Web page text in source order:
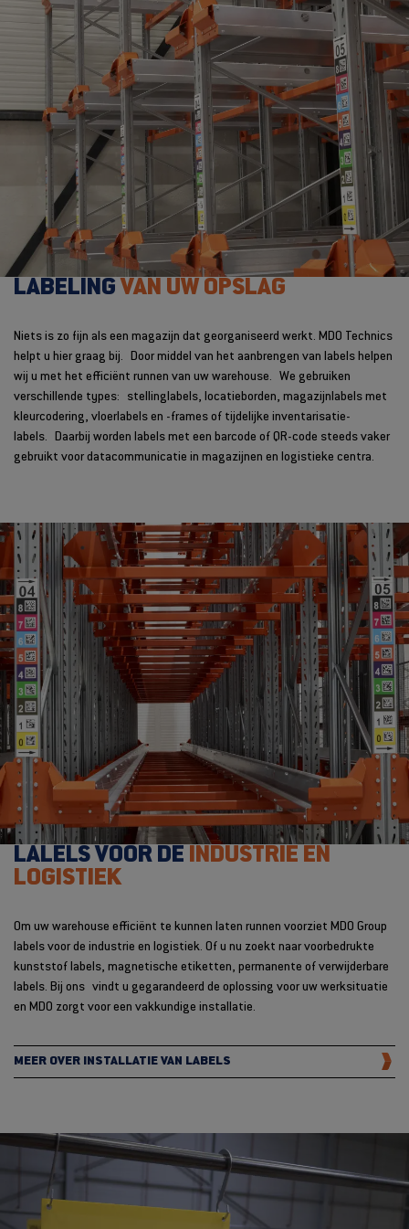
LABELING VAN UW OPSLAG
Niets is zo fijn als een magazijn dat georganiseerd werkt. MDO Technics
helpt u hier graag bij. Door middel van het aanbrengen van labels helpen
wij u met het efficiënt runnen van uw warehouse. We gebruiken
verschillende types: stellinglabels, locatieborden, magazijnlabels met
kleurcodering, vloerlabels en -frames of tijdelijke inventarisatie-
labels. Daarbij worden labels met een barcode of QR-code steeds vaker
gebruikt voor datacommunicatie in magazijnen en logistieke centra.
LALELS VOOR DE
INDUSTRIE EN
LOGISTIEK
Om uw warehouse efficiënt te kunnen laten runnen voorziet MDO Group
labels voor de industrie en logistiek. Of u nu zoekt naar voorbedrukte
kunststof labels, magnetische etiketten, permanente of verwijderbare
labels. Bij ons vindt u gegarandeerd de oplossing voor uw werksituatie
en MDO zorgt voor een vakkundige installatie.
MEER OVER INSTALLATIE VAN LABELS